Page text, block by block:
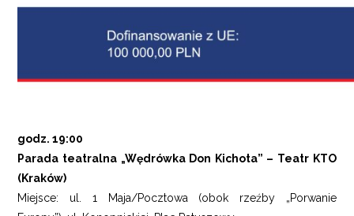
godz. 19:00
Parada teatralna „Wędrówka Don Kichota” – Teatr KTO
(Kraków)
Miejsce: ul. 1 Maja/Pocztowa (obok rzeźby „Porwanie